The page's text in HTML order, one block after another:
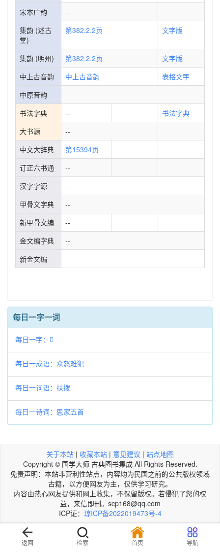
宋本广韵
--
集韵 (述古
堂)
第382.2.2页 文字版
集韵 (明州) 第382.2.2页
文字版
中上古音韵
中上古音韵
表格文字
中原音韵
书法字典
--
书法字典
大书源
--
中文大辞典
第15394页
订正六书通
--
汉字字源
--
甲骨文字典
--
新甲骨文编
--
金文编字典
--
新金文编
--
每日一字一词
每日一字：𥞶
每日一成语：众怒难犯
每日一词语：扶拨
每日一诗词：思家五首
关于本站 | 收藏本站 | 意见建议 | 站点地图
Copyright © 国学大师 古典图书集成 All Rights Reserved.
免责声明：本站非营利性站点，内容均为民国之前的公共版权领域
古籍，以方便网友为主，仅供学习研究。
内容由热心网友提供和网上收集，不保留版权。若侵犯了您的权
益，来信即刪。scp168@qq.com
ICP证： 琼ICP备2022019473号-4
返回 检索 首页 导航